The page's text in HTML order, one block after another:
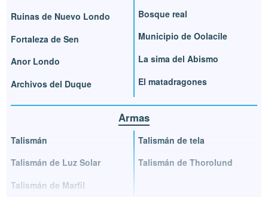
Ruinas de Nuevo Londo
Fortaleza de Sen
Anor Londo
Archivos del Duque
Bosque real
Municipio de Oolacile
La sima del Abismo
El matadragones
Armas
Talismán
Talismán de Luz Solar
Talismán de Marfil
Talismán de tela
Talismán de Thorolund